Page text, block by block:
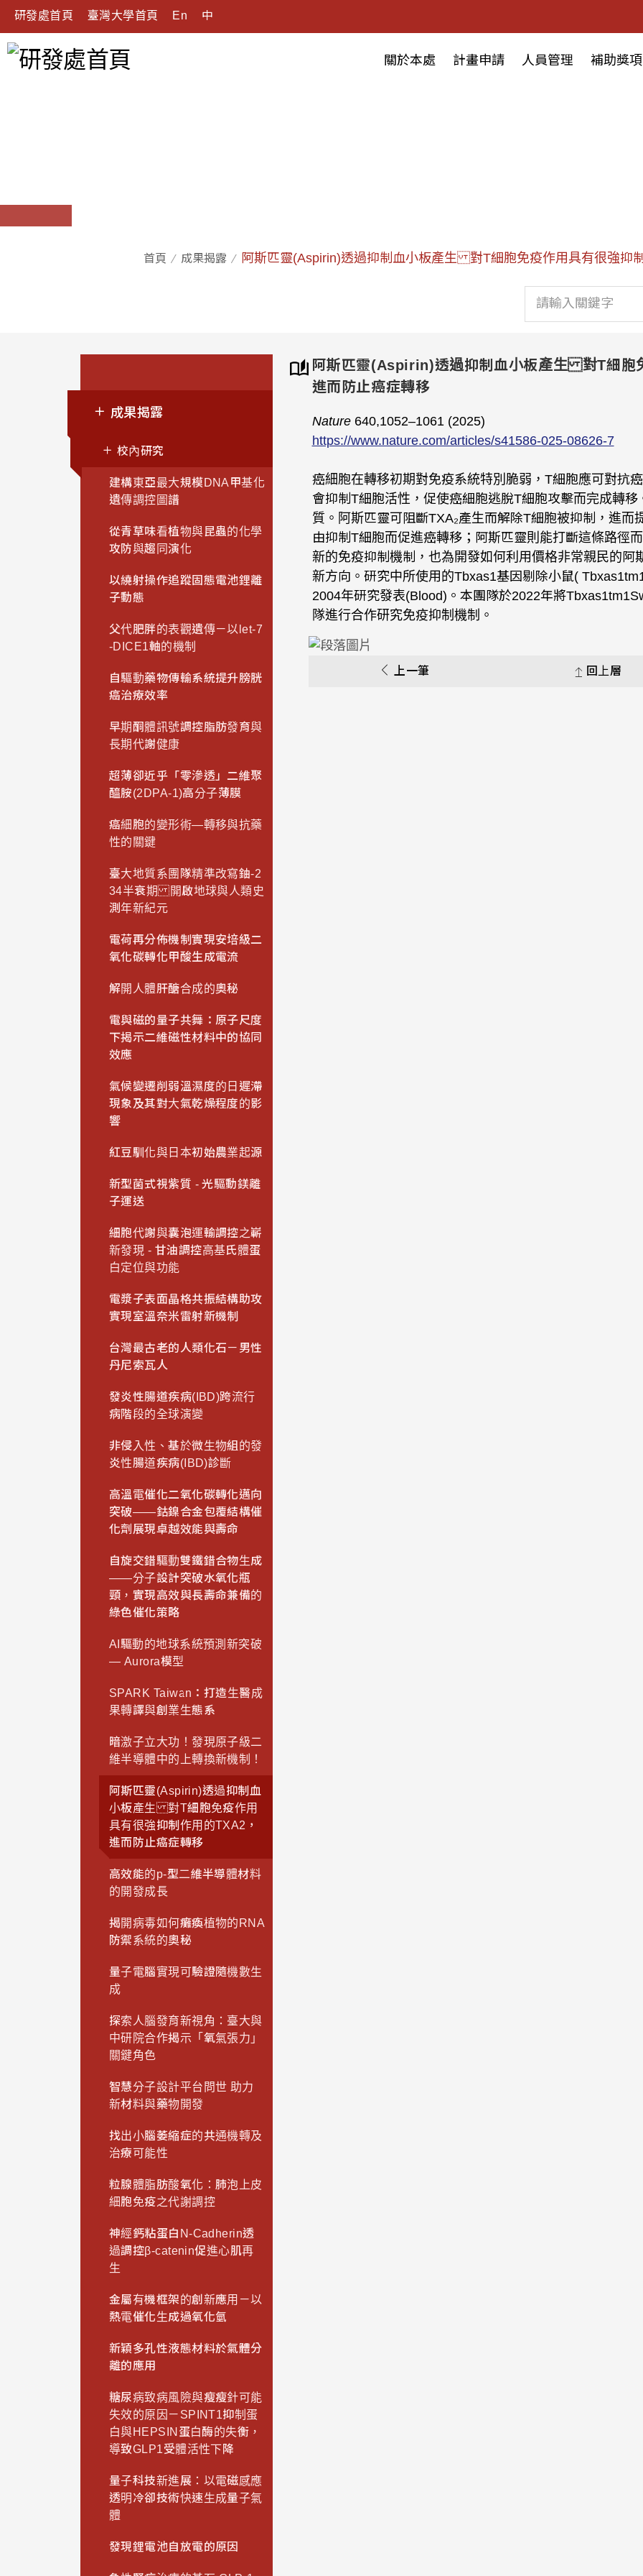
研發處首頁 臺灣大學首頁 En 中
關於本處 計畫申請 人員管理 補助獎項
首頁 成果揭露 阿斯匹靈(Aspirin)透過抑制血小板產生 對T細胞免疫作用具有很強抑
成果揭露
校內研究
建構東亞最大規模DNA甲基化
遺傳調控圖譜
從青草味看植物與昆蟲的化學
攻防與趨同演化
以繞射操作追蹤固態電池鋰離
子動態
父代肥胖的表觀遺傳－以let-7
-DICE1軸的機制
自驅動藥物傳輸系統提升膀胱
癌治療效率
早期酮體訊號調控脂肪發育與
長期代謝健康
超薄卻近乎「零滲透」二維聚
醯胺(2DPA-1)高分子薄膜
癌細胞的變形術—轉移與抗藥
性的關鍵
臺大地質系團隊精準改寫鈾-2
34半衰期 開啟地球與人類史
測年新紀元
電荷再分佈機制實現安培級二
氧化碳轉化甲酸生成電流
解開人體肝醣合成的奧秘
電與磁的量子共舞：原子尺度
下揭示二維磁性材料中的協同
效應
氣候變遷削弱溫濕度的日遲滯
現象及其對大氣乾燥程度的影
響
紅豆馴化與日本初始農業起源
新型菌式視紫質 - 光驅動鎂離
子運送
細胞代謝與囊泡運輸調控之嶄
新發現 - 甘油調控高基氏體蛋
白定位與功能
電漿子表面晶格共振結構助攻
實現室溫奈米雷射新機制
台灣最古老的人類化石－男性
丹尼索瓦人
發炎性腸道疾病(IBD)跨流行
病階段的全球演變
非侵入性、基於微生物組的發
炎性腸道疾病(IBD)診斷
高溫電催化二氧化碳轉化邁向
突破——鈷鎳合金包覆結構催
化劑展現卓越效能與壽命
自旋交錯驅動雙鐵錯合物生成
——分子設計突破水氧化瓶
頸，實現高效與長壽命兼備的
綠色催化策略
AI驅動的地球系統預測新突破
— Aurora模型
SPARK Taiwan：打造生醫成
果轉譯與創業生態系
暗激子立大功！發現原子級二
維半導體中的上轉換新機制！
阿斯匹靈(Aspirin)透過抑制血
小板產生 對T細胞免疫作用
具有很強抑制作用的TXA2，
進而防止癌症轉移
高效能的p-型二維半導體材料
的開發成長
揭開病毒如何癱瘓植物的RNA
防禦系統的奧秘
量子電腦實現可驗證隨機數生
成
探索人腦發育新視角：臺大與
中研院合作揭示「氧氣張力」
關鍵角色
智慧分子設計平台問世 助力
新材料與藥物開發
找出小腦萎縮症的共通機轉及
治療可能性
粒腺體脂肪酸氧化：肺泡上皮
細胞免疫之代謝調控
神經鈣粘蛋白N-Cadherin透
過調控β-catenin促進心肌再
生
金屬有機框架的創新應用－以
熱電催化生成過氧化氫
新穎多孔性液態材料於氣體分
離的應用
糖尿病致病風險與瘦瘦針可能
失效的原因－SPINT1抑制蛋
白與HEPSIN蛋白酶的失衡，
導致GLP1受體活性下降
量子科技新進展：以電磁感應
透明冷卻技術快速生成量子氣
體
發現鋰電池自放電的原因
阿斯匹靈(Aspirin)透過抑制血小板產生 對T細胞
進而防止癌症轉移
Nature 640,1052–1061 (2025)
https://www.nature.com/articles/s41586-025-08626-7
癌細胞在轉移初期對免疫系統特別脆弱，T細胞應可對抗
會抑制T細胞活性，促使癌細胞逃脫T細胞攻擊而完成轉
質。阿斯匹靈可阻斷TXA₂產生而解除T細胞被抑制，進而
由抑制T細胞而促進癌轉移；阿斯匹靈則能打斷這條路徑
新的免疫抑制機制，也為開發如何利用價格非常親民的
新方向。研究中所使用的Tbxas1基因剔除小鼠(
2004年研究發表(Blood)。本團隊於2022年將
隊進行合作研究免疫抑制機制。
上一筆 回上層